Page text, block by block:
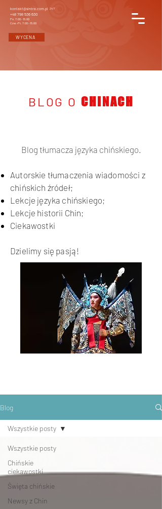
kontakt@sintra.com.pl 24/7
+48 798 536 630
Pn. 7:00 - 15:00
Czw.-Pt. 7:00 - 15:00
WYCENA
BLOG O CHINACH
Blog tłumacza języka chińskiego.
Autorskie tłumaczenia wiadomości z
chińskich źródeł;
Lekcje języka chińskiego;
Lekcje historii Chin;
Ciekawostki
Dzielimy się pasją!
Blog
Wszystkie posty
Chińskie
ciekawostki
Święta chińskie
Newsy z Chin
Wszystkie posty